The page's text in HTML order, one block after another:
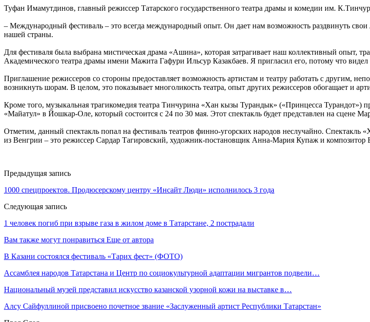
Туфан Имамутдинов, главный режиссер Татарского государственного театра драмы и комедии им.
– Международный фестиваль – это всегда международный опыт. Он дает нам возможность раздвинуть
нашей страны.
Для фестиваля была выбрана мистическая драма «Ашина», которая затрагивает наш коллективный опыт,
Академического театра драмы имени Мажита Гафури Ильсур Казакбаев. Я пригласил его, потому что видел
Приглашение режиссеров со стороны предоставляет возможность артистам и театру работать с другим,
возникнуть шорам. В целом, это показывает многоликость театра, опыт других режиссеров обогащает и
Кроме того, музыкальная трагикомедия театра Тинчурина «Хан кызы Турандык» («Принцесса
«Майатул» в Йошкар-Оле, который состоится с 24 по 30 мая. Этот спектакль будет представлен на сцене
Отметим, данный спектакль попал на фестиваль театров финно-угорских народов неслучайно. Спектакль
из Венгрии – это режиссер Сардар Тагировский, художник-постановщик Анна-Мария Купаж и композитор
Предыдущая запись
1000 спецпроектов. Продюсерскому центру «Инсайт Люди» исполнилось 3 года
Следующая запись
1 человек погиб при взрыве газа в жилом доме в Татарстане, 2 пострадали
Вам также могут понравиться Еще от автора
В Казани состоялся фестиваль «Тарих фест» (ФОТО)
Ассамблея народов Татарстана и Центр по социокультурной адаптации мигрантов подвели…
Национальный музей представил искусство казанской узорной кожи на выставке в…
Алсу Сайфуллиной присвоено почетное звание «Заслуженный артист Республики Татарстан»